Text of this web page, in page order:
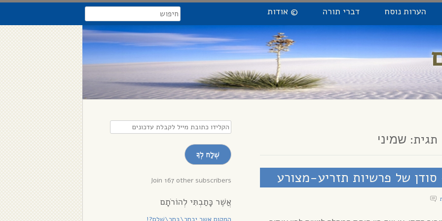
הערות נוסח דברי תורה © אודות search
תגית: שמיני
של פרשיות תזריע-מצורע
הקלידו
כתובת
מייל
לקבלת
עדכונים
שְׁלַח לְךָ
Join 167 other subscribers
אֲשֶׁר כָּתַבְתִּי לְהוֹרֹתָם